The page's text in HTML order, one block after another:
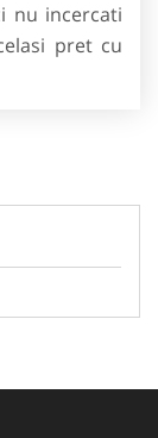
nu incercati
pret cu